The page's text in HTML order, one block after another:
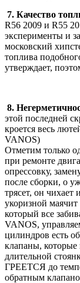
7. Качество
R56 2009 и R55
эксперименты и
московский
топлива
утверждает,
8.
этой последней
кроется весь
VANOS)
Отметим только
при ремонте
опрессовку,
после сборки, о
трясет, он чихает
укоризной
который все
VANOS,
цилиндров есть
клапаны, которые
длительной
ГРЕЕТСЯ до
обратным